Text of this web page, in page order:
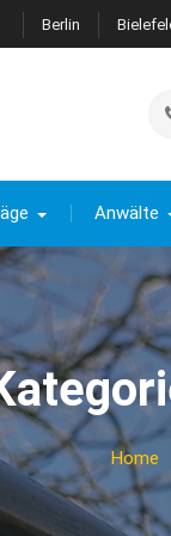
Berlin
Anwälte
Home